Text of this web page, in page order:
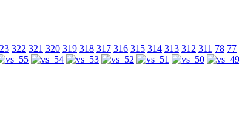
322 321 320 319 318 317 316 315 314 313 312 311 78 77